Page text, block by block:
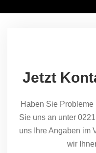
Jetzt
Haben Sie Probleme
Sie uns an unter
uns Ihre Angaben im
wir